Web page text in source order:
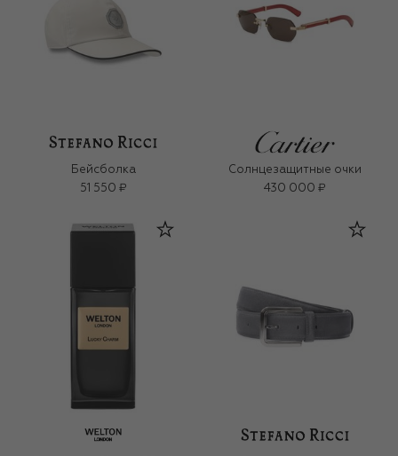
Бейсболка
51 550 ₽
Солнцезащитные очки
430 000 ₽